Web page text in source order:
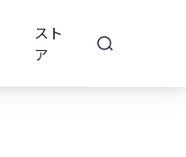
スト
ア